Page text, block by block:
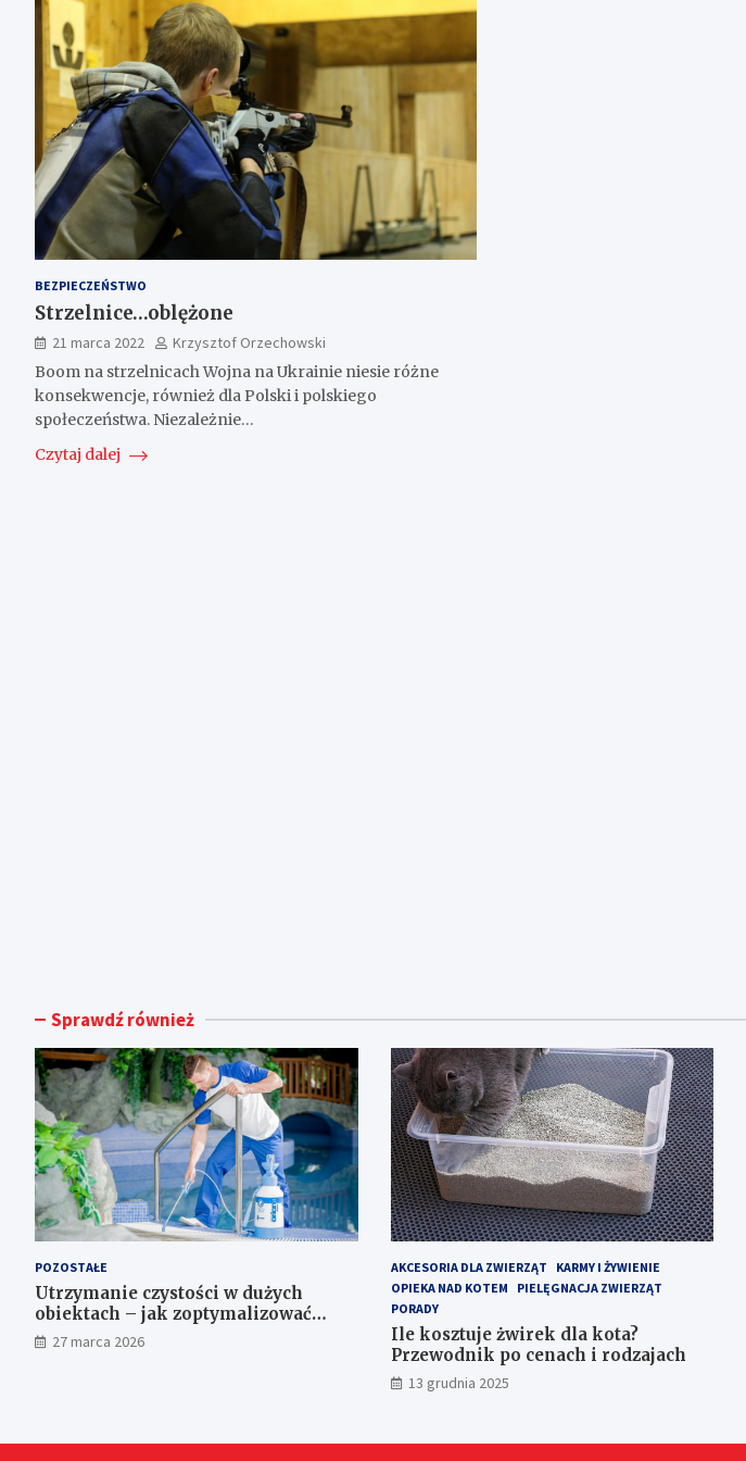
BEZPIECZEŃSTWO
Strzelnice…oblężone
21 marca 2022
Krzysztof Orzechowski
Boom na strzelnicach Wojna na Ukrainie niesie różne
konsekwencje, również dla Polski i polskiego
społeczeństwa. Niezależnie…
Czytaj dalej
Sprawdź również
POZOSTAŁE
Utrzymanie czystości w dużych
obiektach – jak zoptymalizować
koszty eksploatacji sprzętu?
27 marca 2026
AKCESORIA DLA ZWIERZĄT
KARMY I ŻYWIENIE
OPIEKA NAD KOTEM
PIELĘGNACJA ZWIERZĄT
PORADY
Ile kosztuje żwirek dla kota?
Przewodnik po cenach i rodzajach
13 grudnia 2025